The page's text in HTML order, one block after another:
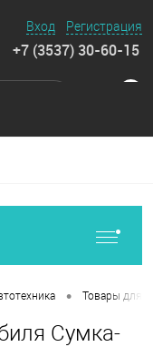
Вход Регистрация
+7 (3537) 30-60-15
• Товары для
Сумка-